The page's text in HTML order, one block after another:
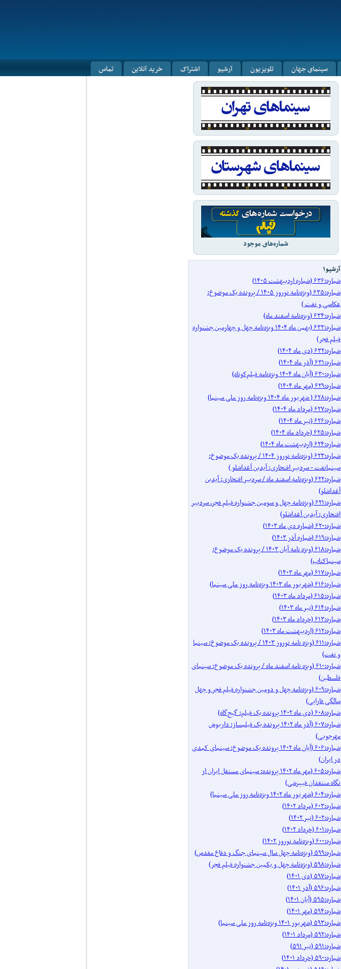
سینمای جهان تلویزیون آرشیو اشتراک خرید آنلاین تماس
شماره‌های موجود
آرشیو۱
شماره:۶۳۶ (شماره اردیبهشت ۱۴۰۵)
شماره:۶۳۵ (ویژه‌نامه نوروز ۱۴۰۵ / پرونده یک موضوع:
عکاسی و نفت )
شماره:۶۳۴ (ویژه‌نامه اسفند ماه)
شماره:۶۳۳ (بهمن ماه ۱۴۰۴ ویژه‌نامه چهل‌ و‌ چهارمین جشنواره
فیلم فجر)
شماره:۶۳۲ (دی ماه ۱۴۰۴)
شماره:۶۳۱ (آذر ماه ۱۴۰۴)
شماره:۶۳۰ (آبان ماه ۱۴۰۴ ویژه‌نامه فیلم‌کوتاه)
شماره:۶۲۹ (مهر ماه ۱۴۰۴)
شماره:۶۲۸ ( شهریور ماه ۱۴۰۴ ویژه‌نامه روز ملی سینما)
شماره:۶۲۷ (مرداد ماه ۱۴۰۴)
شماره:۶۲۶ (تیر ماه ۱۴۰۴)
شماره:۶۲۵ (خرداد ماه ۱۴۰۴)
شماره:۶۲۴ (اردیبهشت ماه ۱۴۰۴)
شماره:۶۲۳ (ویژه‌نامه نوروز ۱۴۰۴ / پرونده یک موضوع:
سینمانفت - سردبیر افتخاری: آیدین آغداشلو )
شماره:۶۲۲ (ویژه‌نامه اسفند ماه / سردبیر افتخاری: آیدین
آغداشلو)
شماره:۶۲۱ (ویژه‌نامه چهل‌ و‌ سومین جشنواره فیلم فجر، سردبیر
افتخاری: آیدین آغداشلو)
شماره:۶۲۰ (شماره دی ماه ۱۴۰۳)
شماره:۶۱۹ (شماره آذر ۱۴۰۳)
شماره:۶۱۸ (ویژه نامه آبان ۱۴۰۳ / پرونده یک موضوع:
سینماکتاب)
شماره:۶۱۷ (مهر ماه ۱۴۰۳)
شماره:۶۱۶ (شهریور ماه ۱۴۰۳ ویژه‌نامه روز ملی سینما)
شماره:۶۱۵ (مرداد ماه ۱۴۰۳)
شماره:۶۱۴ (تیر ماه ۱۴۰۳)
شماره:۶۱۳ (خرداد ماه ۱۴۰۳)
شماره:۶۱۲ (اردیبهشت ماه ۱۴۰۳)
شماره:۶۱۱ (ویژه نامه نوروز ۱۴۰۳ / پرونده یک موضوع: سینما
و نفت)
شماره:۶۱۰ (ویژه نامه اسفند ماه / پرونده یک موضوع: سینمای
فلسطین)
شماره:۶۰۹ (ویژه‌نامه چهل و دومین جشنواره فیلم فجر و چهل
سالگی فارابی)
شماره:۶۰۸ (دی ماه ۱۴۰۲ پرونده یک فیلم: گیج‌گاه)
شماره:۶۰۷ (آذر ماه ۱۴۰۲ پرونده یک فیلمساز: داریوش
مهرجویی)
شماره:۶۰۶ (آبان ماه ۱۴۰۲ پرونده یک موضوع: سینمای کمدی
در ایران)
شماره:۶۰۵ (مهر ماه ۱۴۰۲ پرونده: سینمای مستقل ایران از
نگاه منتقدان فیپرشی)
شماره:۶۰۴ (شهریور ماه ۱۴۰۲ ویژه‌نامه روز ملی سینما)
شماره:۶۰۳ (مرداد ۱۴۰۲)
شماره:۶۰۲ (تیر ۱۴۰۲)
شماره:۶۰۱ (خرداد ۱۴۰۲)
شماره:۶۰۰ (ویژه‌نامه نوروز ۱۴۰۲)
شماره:۵۹۹ (ویژه‌نامه چهل سال سینمای جنگ و دفاع مقدس)
شماره:۵۹۸ (ویژه‌نامه چهل و یکمین جشنواره فیلم فجر)
شماره:۵۹۷ (دی ۱۴۰۱)
شماره:۵۹۶ (آذر ۱۴۰۱)
شماره:۵۹۵ (آبان ۱۴۰۱)
شماره:۵۹۴ (مهر ۱۴۰۱)
شماره:۵۹۳ (شهریور ۱۴۰۱ ویژه‌نامه روز ملی سینما)
شماره:۵۹۲ (مرداد ۱۴۰۱)
شماره:۵۹۱ (تیر ۵۹۱)
شماره:۵۹۰ (خرداد ۱۴۰۱)